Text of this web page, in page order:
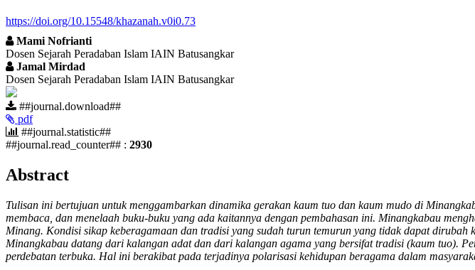
https://doi.org/10.15548/khazanah.v0i0.73
Mami Nofrianti
Dosen Sejarah Peradaban Islam IAIN Batusangkar
Jamal Mirdad
Dosen Sejarah Peradaban Islam IAIN Batusangkar
##plugins.themes.academic_pro.article.sidebar##
##journal.download##
pdf
##journal.statistic##
##journal.read_counter## : 2930
##plugins.themes.academic_pro.article.main##
Abstract
Tulisan ini bertujuan untuk menggambarkan dinamika gerakan kaum tuo dan kaum mudo di
membaca, dan menelaah buku-buku yang ada kaitannya dengan pembahasan ini. Minangkabau
Minang. Kondisi sikap keberagamaan dan tradisi yang sudah turun temurun yang tidak dapat
Minangkabau datang dari kalangan adat dan dari kalangan agama yang bersifat tradisi (kaum tuo).
perdebatan terbuka. Hal ini berakibat pada terjadinya polarisasi kehidupan beragama dalam